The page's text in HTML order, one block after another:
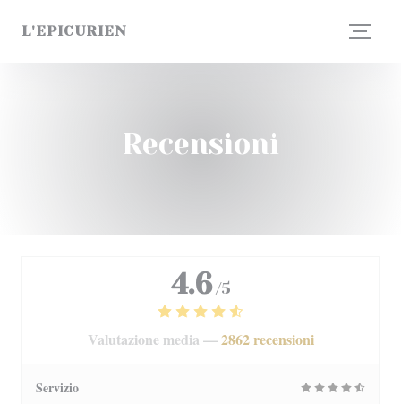
L'EPICURIEN
Recensioni
4.6 /5
Valutazione media —2862 recensioni
Servizio